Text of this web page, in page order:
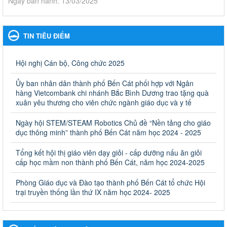
Kế hoạch Phổ biến, giáo dục pháp luật năm 2025 của ngành
Giáo dục và Đào tạo thành phố Bến Cát
Kế hoạch Phổ biến, giáo dục pháp luật năm 2025 của ngành
Ngày ban hành: 28/02/2025
Quyết định công bố thủ tục hành chính bị bãi bỏ trong lĩnh
vực giáo dục đào tạo thuộc hệ giáo dục quốc dân và cơ sở
giáo dục khác thuộc thẩm quyền giải quyết của Sở Giáo dục
và Đào tạo, Ủy ban nhân dân cấp huyện
Quyết định công bố thủ tục hành chính bị bãi bỏ trong lĩnh vực
giáo dục đào tạo thuộc hệ giáo dục quốc dân và cơ sở giáo dục
khác thuộc thẩm quyền giải quyết của Sở Giáo dục và Đào tạo,
Ủy ban nhân dân cấp huyện
Ngày ban hành: 30/09/2024
Hướng dẫn thực hiện nhiệm vụ giáo dục tiểu học năm học
2024-2025
Hướng dẫn thực hiện nhiệm vụ giáo dục tiểu học năm học 2024-
2025
TIN TIÊU ĐIỂM
Hội nghị Cán bộ, Công chức 2025
Ủy ban nhân dân thành phố Bến Cát phối hợp với Ngân
hàng Vietcombank chi nhánh Bắc Bình Dương trao tặng quà
xuân yêu thương cho viên chức ngành giáo dục và y tế
Ngày hội STEM/STEAM Robotics Chủ đề “Nền tảng cho giáo
dục thông minh” thành phố Bến Cát năm học 2024 - 2025
Tổng kết hội thị giáo viên dạy giỏi - cấp dưỡng nấu ăn giỏi
cấp học mầm non thành phố Bến Cát, năm học 2024-2025
Phòng Giáo dục và Đào tạo thành phố Bến Cát tổ chức Hội
trại truyền thống lần thứ IX năm học 2024- 2025